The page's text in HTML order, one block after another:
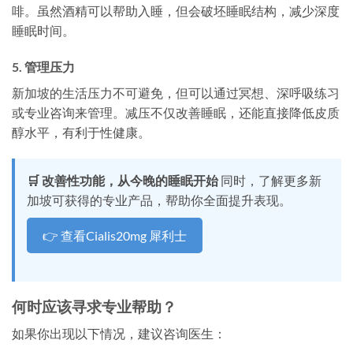
啡。虽然酒精可以帮助入睡，但会破坯睡眠结构，减少深度
睡眠时间。
5. 管理压力
新加坡的生活压力不可避免，但可以通过冥想、深呼吸练习
或专业咨询来管理。减压不仅改善睡眠，还能直接降低皮质
醇水平，有利于性健康。
🛒 改善性功能，从今晚的睡眠开始同时，了解更多新
加坡可获得的专业产品，帮助你全面提升表现。
👉 查看Cialis20mg 犀利士
何时应该寻求专业帮助？
如果你出现以下情况，建议咨询医生：